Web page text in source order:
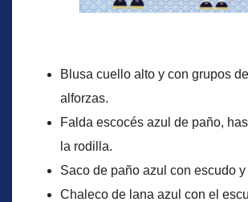
Blusa cuello alto y con grupos
alforzas.
Falda escocés azul de paño,
la rodilla.
Saco de paño azul con escudo
Chaleco de lana azul con el